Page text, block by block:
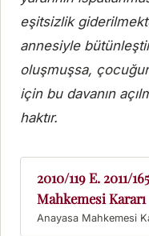
eşitsizlik
annesiyle
oluşmuşsa,
için bu davanın
haktır.
2010/119 E. 2011/
Mahkemesi Kararı